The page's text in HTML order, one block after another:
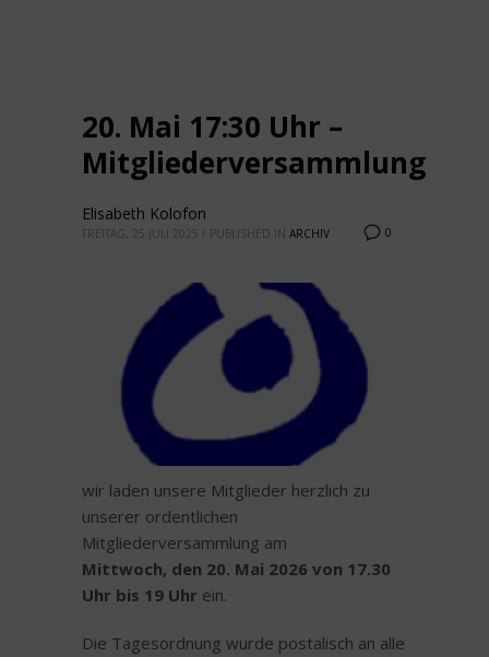
20. Mai 17:30 Uhr –
Mitgliederversammlung
0
Elisabeth Kolofon
FREITAG, 25 JULI 2025 PUBLISHED IN ARCHIV
wir laden unsere Mitglieder herzlich zu
unserer ordentlichen
Mitgliederversammlung am
Mittwoch, den 20. Mai 2026 von 17.30
Uhr bis 19 Uhr ein.
Die Tagesordnung wurde postalisch an alle